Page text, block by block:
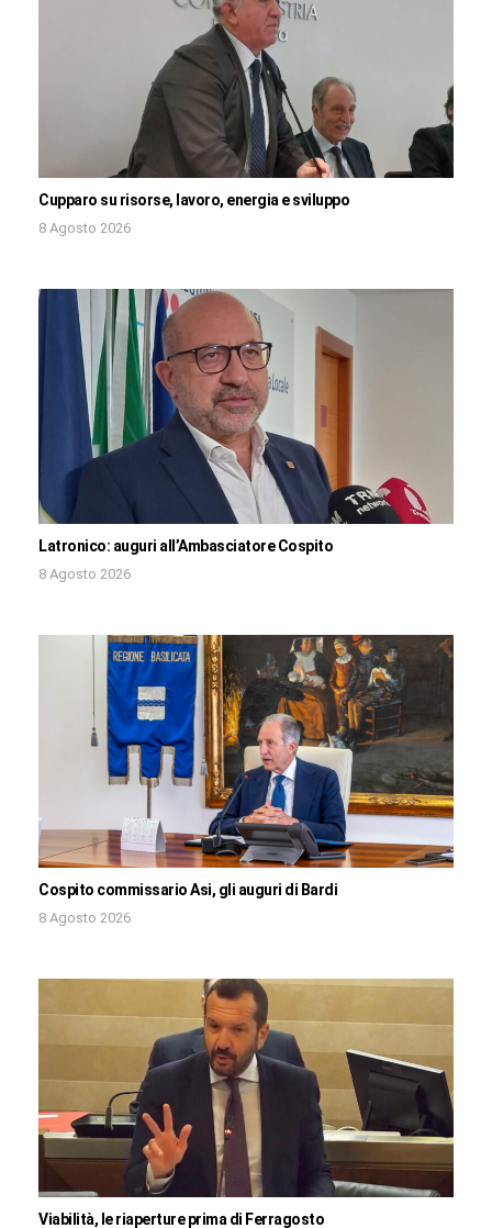
Cupparo su risorse, lavoro, energia e sviluppo
8 Agosto 2026
Latronico: auguri all’Ambasciatore Cospito
8 Agosto 2026
Cospito commissario Asi, gli auguri di Bardi
8 Agosto 2026
Viabilità, le riaperture prima di Ferragosto